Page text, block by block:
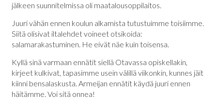
jälkeen suunnitelmissa oli maatalousoppilaitos.
Juuri vähän ennen koulun alkamista tutustuimme toisiimme.
Siitä olisivat iltalehdet voineet otsikoida:
salamarakastuminen. He eivät näe kuin toisensa.
Kyllä sinä varmaan ennätit siellä Otavassa opiskellakin,
kirjeet kulkivat, tapasimme usein välillä viikonkin, kunnes jäit
kiinni bensalaskusta. Armeijan ennätit käydä juuri ennen
häitämme. Voi sitä onnea!